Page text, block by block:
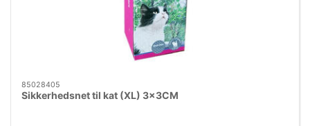
85028405
Sikkerhedsnet til kat (XL) 3x3CM